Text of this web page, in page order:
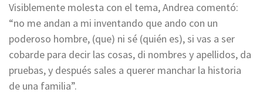
Visiblemente molesta con el tema, Andrea comentó:
“no me andan a mi inventando que ando con un
poderoso hombre, (que) ni sé (quién es), si vas a ser
cobarde para decir las cosas, di nombres y apellidos, da
pruebas, y después sales a querer manchar la historia
de una familia”.